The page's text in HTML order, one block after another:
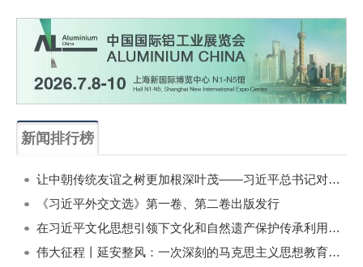
新闻排行榜
让中朝传统友谊之树更加根深叶茂——习近平总书记对朝鲜进行国事访问纪实
《习近平外交文选》第一卷、第二卷出版发行
在习近平文化思想引领下文化和自然遗产保护传承利用工作开创新局面
伟大征程丨延安整风：一次深刻的马克思主义思想教育运动